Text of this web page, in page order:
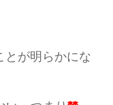
とが明らかにな